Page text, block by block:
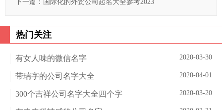
下一篇： 国际化的外贸公司起名大全参考2023
热门关注
2020-03-30
有女人味的微信名字
2020-04-01
带瑞字的公司名字大全
2020-03-20
300个吉祥公司名字大全四个字